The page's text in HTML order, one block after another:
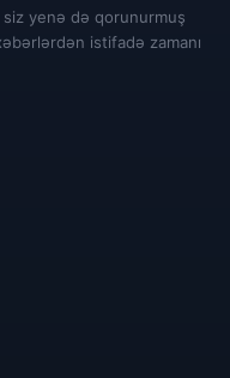
yenə də qorunurmuş
istifadə zamanı